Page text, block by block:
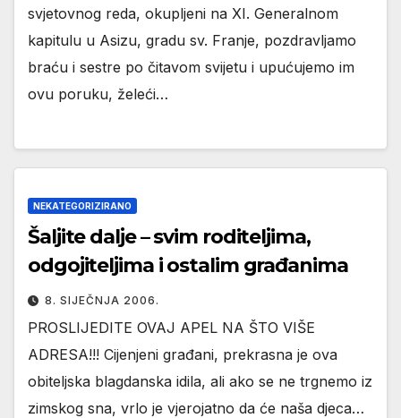
svjetovnog reda, okupljeni na XI. Generalnom
kapitulu u Asizu, gradu sv. Franje, pozdravljamo
braću i sestre po čitavom svijetu i upućujemo im
ovu poruku, želeći…
NEKATEGORIZIRANO
Šaljite dalje – svim roditeljima,
odgojiteljima i ostalim građanima
8. SIJEČNJA 2006.
PROSLIJEDITE OVAJ APEL NA ŠTO VIŠE
ADRESA!!! Cijenjeni građani, prekrasna je ova
obiteljska blagdanska idila, ali ako se ne trgnemo iz
zimskog sna, vrlo je vjerojatno da će naša djeca…